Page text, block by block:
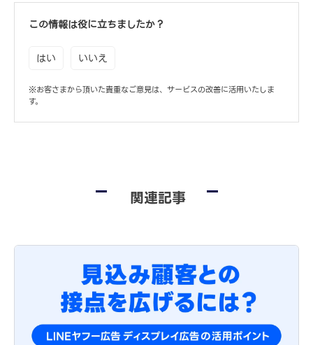
この情報は役に立ちましたか？
はい いいえ
※お客さまから頂いた貴重なご意見は、サービスの改善に活用いたしま
す。
関連記事